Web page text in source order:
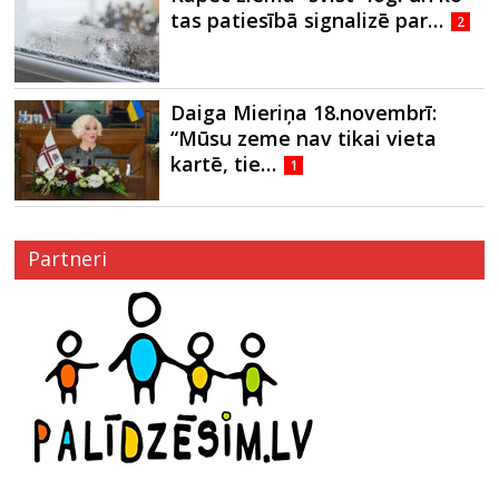
tas patiesībā signalizē par…
2
Daiga Mieriņa 18.novembrī:
“Mūsu zeme nav tikai vieta
kartē, tie…
1
Partneri